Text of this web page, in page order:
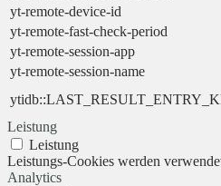
yt-remote-device-id
yt-remote-fast-check-period
yt-remote-session-app
yt-remote-session-name
Leistung
Leistung
Leistungs-Cookies werden
Analytics